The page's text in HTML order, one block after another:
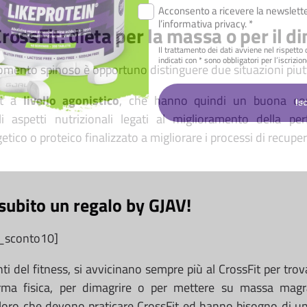
dieta per la massa o per il
spinoso è opportuno distinguere due situazioni
alivello agonistico, che hanno quindi un buona
aspetti nutrizionali legati al miglioramento della
o proteico finalizzato a migliorare i processi di
un regalo by GJAV!
del fitness, si avvicinano sempre più al CrossFit per
fisica, per dimagrire o per mettere su massa
Acconsento a ricevere la
l’informativa privacy. *
Il trattamento dei dati avviene nel
indicati con * sono obbligatori per